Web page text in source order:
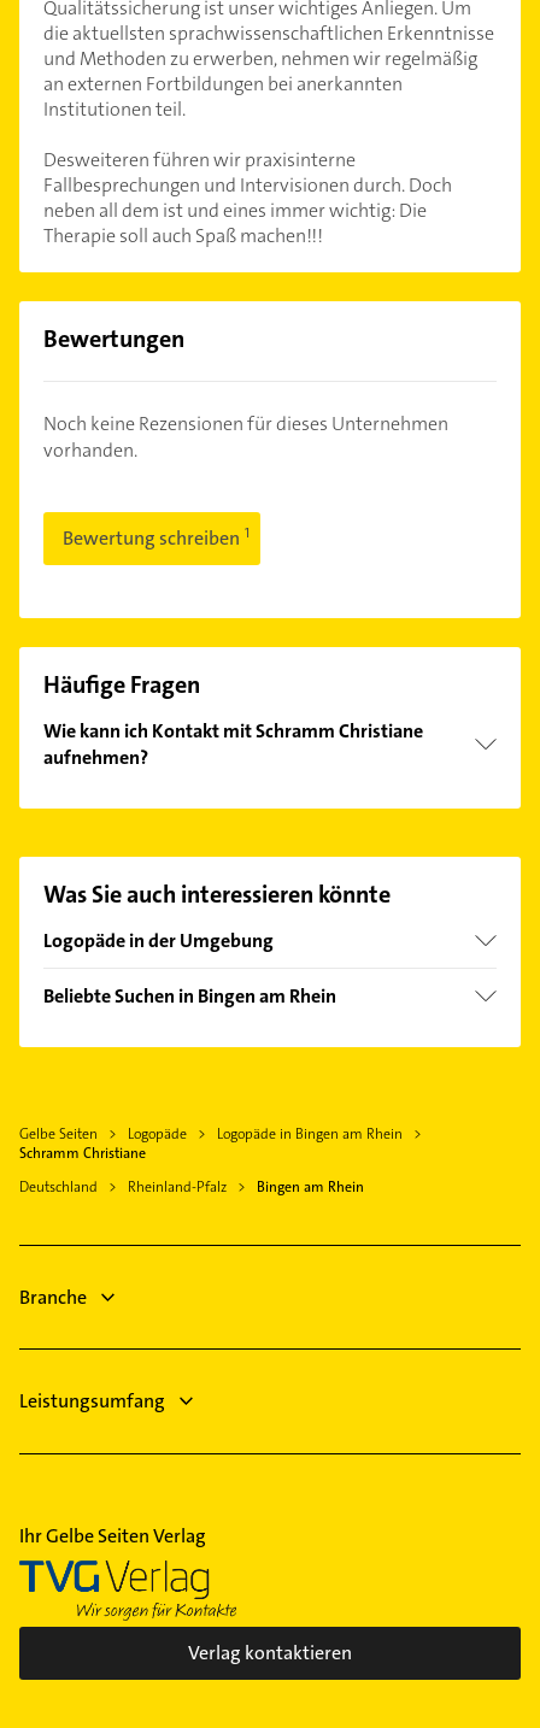
Qualitätssicherung ist unser wichtiges Anliegen. Um
die aktuellsten sprachwissenschaftlichen Erkenntnisse
und Methoden zu erwerben, nehmen wir regelmäßig
an externen Fortbildungen bei anerkannten
Institutionen teil.
Desweiteren führen wir praxisinterne
Fallbesprechungen und Intervisionen durch. Doch
neben all dem ist und eines immer wichtig: Die
Therapie soll auch Spaß machen!!!
Bewertungen
Noch keine Rezensionen für dieses Unternehmen
vorhanden.
Bewertung schreiben
Häufige Fragen
Wie kann ich Kontakt mit Schramm Christiane
aufnehmen?
finden Sie alleKontaktdaten.
Was Sie auch interessieren könnte
Logopäde in der Umgebung
Ingelheim am Rhein
Wöllstein Rheinhessen
Nastätten
Taunusstein
Wiesbaden
Alzey
Beliebte Suchen in Bingen am Rhein
Putzfrau
Immobilienmakler
Rechtsanwalt
Heizung & Sanitär
Gelbe Seiten Logopäde
Logopäde in Bingen am Rhein
Schramm Christiane
Deutschland
Rheinland-Pfalz Bingen am Rhein
Branche
Leistungsumfang
Ihr Gelbe Seiten Verlag
Verlag kontaktieren